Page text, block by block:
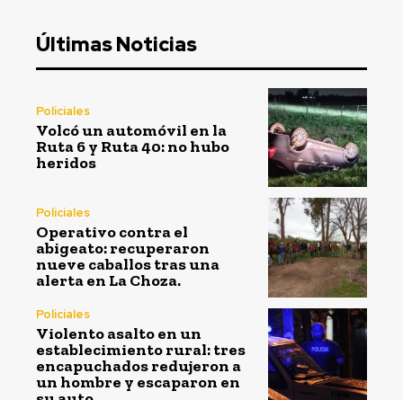
Últimas Noticias
Policiales
Volcó un automóvil en la
Ruta 6 y Ruta 40: no hubo
heridos
Policiales
Operativo contra el
abigeato: recuperaron
nueve caballos tras una
alerta en La Choza.
Policiales
Violento asalto en un
establecimiento rural: tres
encapuchados redujeron a
un hombre y escaparon en